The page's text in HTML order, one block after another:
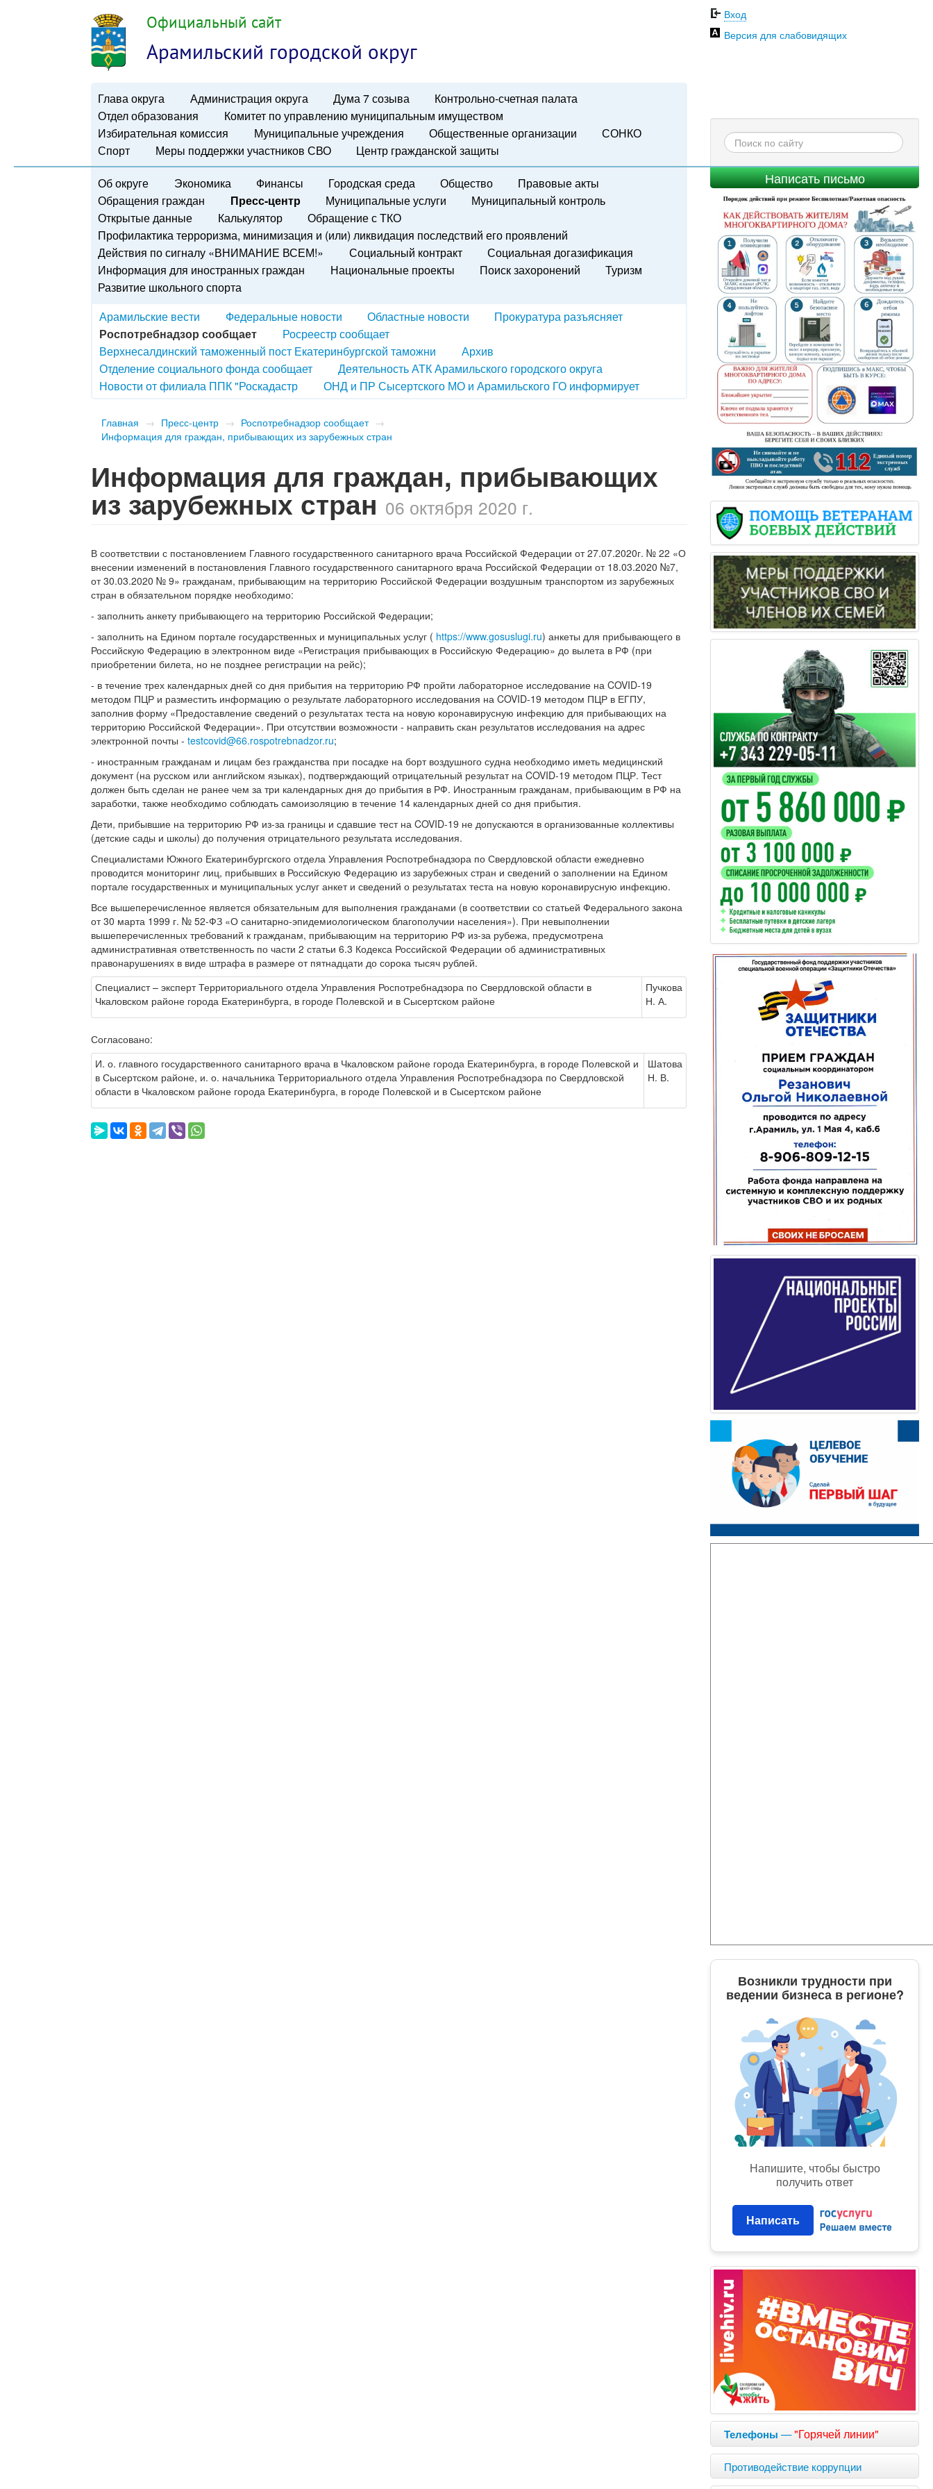
Официальный сайт
Арамильский городской округ
Глава округа Администрация округа Дума 7 созыва
Контрольно-счетная палата
Отдел образования
Комитет по управлению муниципальным имуществом
Избирательная комиссия
Муниципальные учреждения Общественные организации
СОНКО
Спорт
Меры поддержки участников СВО Центр гражданской защиты
Вход
Версия для слабовидящих
Написать письмо
Об округе Экономика Финансы Городская среда Общество
Правовые акты
Обращения граждан
Пресс-центр Муниципальные услуги
Муниципальный контроль
Открытые данные
Калькулятор
Обращение с ТКО
Профилактика терроризма, минимизация и (или) ликвидация последствий его проявлений
Действия по сигналу «ВНИМАНИЕ ВСЕМ!»
Социальный контракт
Социальная догазификация
Информация для иностранных граждан
Национальные проекты Поиск захоронений
Туризм
Развитие школьного спорта
Арамильские вести
Федеральные новости Областные новости
Прокуратура разъясняет
Роспотребнадзор сообщает
Росреестр сообщает
Верхнесалдинский таможенный пост Екатеринбургской таможни
Архив
Отделение социального фонда сообщает
Деятельность АТК Арамильского городского округа
Новости от филиала ППК "Роскадастр
ОНД и ПР Сысертского МО и Арамильского ГО информирует
Главная → Пресс-центр → Роспотребнадзор сообщает →
Информация для граждан, прибывающих из зарубежных стран
Информация для граждан, прибывающих
из зарубежных стран 06 октября 2020 г.
В соответствии с постановлением Главного государственного санитарного врача Российской Федерации от 27.07.2020г. № 22 «О
внесении изменений в постановления Главного государственного санитарного врача Российской Федерации от 18.03.2020 №7,
от 30.03.2020 № 9» гражданам, прибывающим на территорию Российской Федерации воздушным транспортом из зарубежных
стран в обязательном порядке необходимо:
- заполнить анкету прибывающего на территорию Российской Федерации;
- заполнить на Едином портале государственных и муниципальных услуг ( https://www.gosuslugi.ru) анкеты для прибывающего в
Российскую Федерацию в электронном виде «Регистрация прибывающих в Российскую Федерацию» до вылета в РФ (при
приобретении билета, но не позднее регистрации на рейс);
- в течение трех календарных дней со дня прибытия на территорию РФ пройти лабораторное исследование на COVID-19
методом ПЦР и разместить информацию о результате лабораторного исследования на COVID-19 методом ПЦР в ЕГПУ,
заполнив форму «Предоставление сведений о результатах теста на новую коронавирусную инфекцию для прибывающих на
территорию Российской Федерации». При отсутствии возможности - направить скан результатов исследования на адрес
электронной почты -testcovid@66.rospotrebnadzor.ru;
- иностранным гражданам и лицам без гражданства при посадке на борт воздушного судна необходимо иметь медицинский
документ (на русском или английском языках), подтверждающий отрицательный результат на COVID-19 методом ПЦР. Тест
должен быть сделан не ранее чем за три календарных дня до прибытия в РФ. Иностранным гражданам, прибывающим в РФ на
заработки, также необходимо соблюдать самоизоляцию в течение 14 календарных дней со дня прибытия.
Дети, прибывшие на территорию РФ из-за границы и сдавшие тест на COVID-19 не допускаются в организованные коллективы
(детские сады и школы) до получения отрицательного результата исследования.
Специалистами Южного Екатеринбургского отдела Управления Роспотребнадзора по Свердловской области ежедневно
проводится мониторинг лиц, прибывших в Российскую Федерацию из зарубежных стран и сведений о заполнении на Едином
портале государственных и муниципальных услуг анкет и сведений о результатах теста на новую коронавирусную инфекцию.
Все вышеперечисленное является обязательным для выполнения гражданами (в соответствии со статьей Федерального закона
от 30 марта 1999 г. № 52-ФЗ «О санитарно-эпидемиологическом благополучии населения»). При невыполнении
вышеперечисленных требований к гражданам, прибывающим на территорию РФ из-за рубежа, предусмотрена
административная ответственность по части 2 статьи 6.3 Кодекса Российской Федерации об административных
правонарушениях в виде штрафа в размере от пятнадцати до сорока тысяч рублей.
Специалист – эксперт Территориального отдела Управления Роспотребнадзора по Свердловской области в
Чкаловском районе города Екатеринбурга, в городе Полевской и в Сысертском районе
Пучкова
Н. А.
Согласовано:
И. о. главного государственного санитарного врача в Чкаловском районе города Екатеринбурга, в городе Полевской и
в Сысертском районе, и. о. начальника Территориального отдела Управления Роспотребнадзора по Свердловской
области в Чкаловском районе города Екатеринбурга, в городе Полевской и в Сысертском районе
Шатова
Н. В.
Возникли трудности при
ведении бизнеса в регионе?
Напишите, чтобы быстро
получить ответ
Написать
Телефоны —"Горячей линии"
Противодействие коррупции